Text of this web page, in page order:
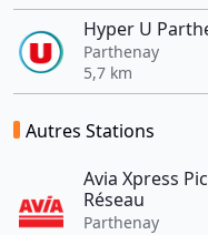
Hyper U
Parthenay
5,7 km
Autres Stations
Avia Xpress
Réseau
Parthenay